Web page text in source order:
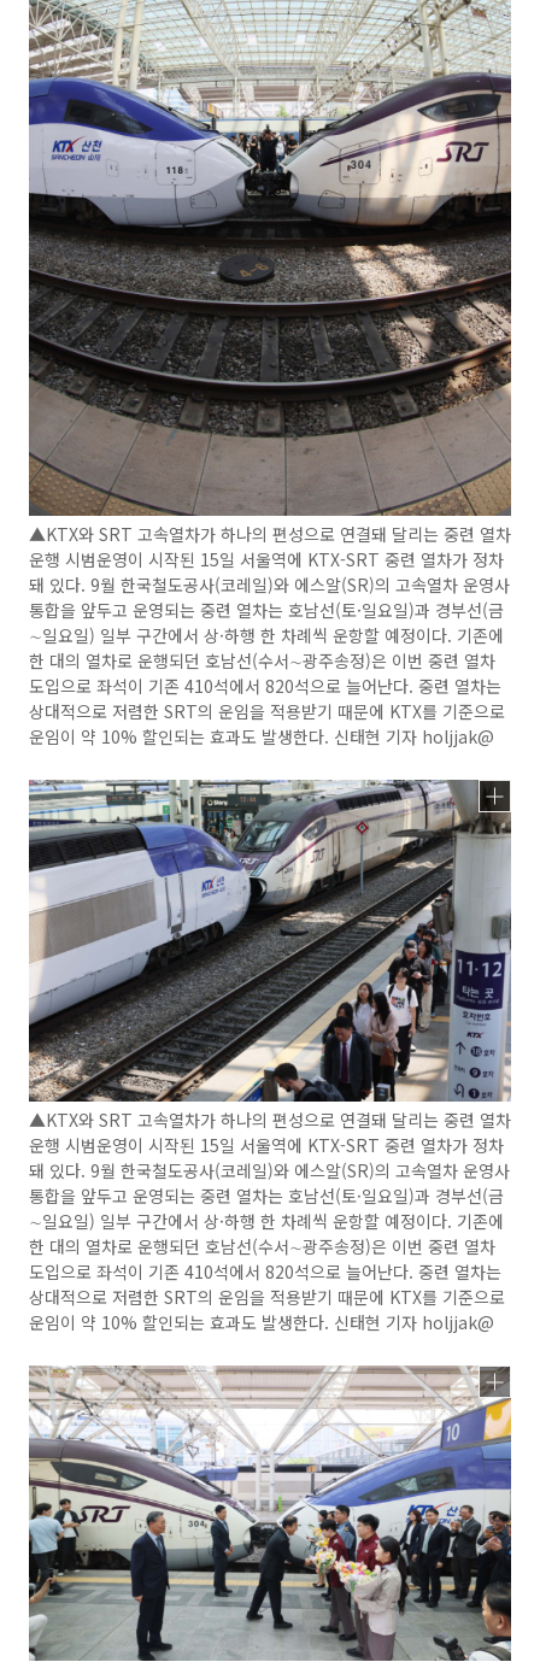
▲KTX와 SRT 고속열차가 하나의 편성으로 연결돼 달리는 중련 열차
운행 시범운영이 시작된 15일 서울역에 KTX-SRT 중련 열차가 정차
돼 있다. 9월 한국철도공사(코레일)와 에스알(SR)의 고속열차 운영사
통합을 앞두고 운영되는 중련 열차는 호남선(토·일요일)과 경부선(금
∼일요일) 일부 구간에서 상·하행 한 차례씩 운항할 예정이다. 기존에
한 대의 열차로 운행되던 호남선(수서∼광주송정)은 이번 중련 열차
도입으로 좌석이 기존 410석에서 820석으로 늘어난다. 중련 열차는
상대적으로 저렴한 SRT의 운임을 적용받기 때문에 KTX를 기준으로
운임이 약 10% 할인되는 효과도 발생한다. 신태현 기자 holjjak@
▲KTX와 SRT 고속열차가 하나의 편성으로 연결돼 달리는 중련 열차
운행 시범운영이 시작된 15일 서울역에 KTX-SRT 중련 열차가 정차
돼 있다. 9월 한국철도공사(코레일)와 에스알(SR)의 고속열차 운영사
통합을 앞두고 운영되는 중련 열차는 호남선(토·일요일)과 경부선(금
∼일요일) 일부 구간에서 상·하행 한 차례씩 운항할 예정이다. 기존에
한 대의 열차로 운행되던 호남선(수서∼광주송정)은 이번 중련 열차
도입으로 좌석이 기존 410석에서 820석으로 늘어난다. 중련 열차는
상대적으로 저렴한 SRT의 운임을 적용받기 때문에 KTX를 기준으로
운임이 약 10% 할인되는 효과도 발생한다. 신태현 기자 holjjak@